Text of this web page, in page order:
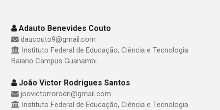
Adauto Benevides Couto
daucouto9@gmail.com
Instituto Federal de Educação, Ciência e Tecnologia
Baiano Campus Guanambi
João Victor Rodrigues Santos
joovictorrorodri@gmail.com
Instituto Federal de Educação, Ciência e Tecnologia